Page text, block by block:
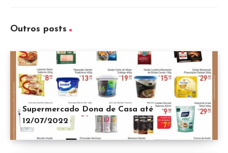
Outros posts
Supermercado Dona de Casa até
12/07/2022